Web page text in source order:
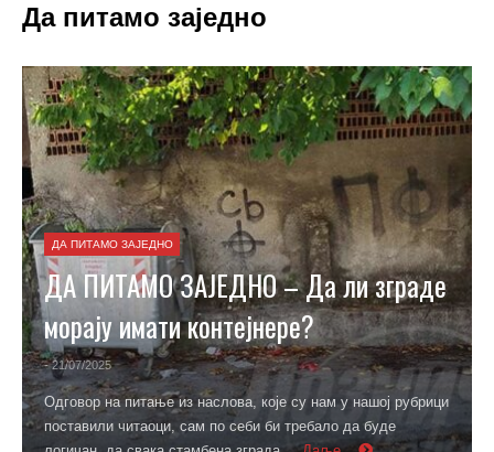
Да питамо заједно
ДА ПИТАМО ЗАЈЕДНО
ДА ПИТАМО ЗАЈЕДНО – Да ли зграде
морају имати контејнере?
- 21/07/2025
Одговор на питање из наслова, које су нам у нашој рубрици
поставили читаоци, сам по себи би требало да буде